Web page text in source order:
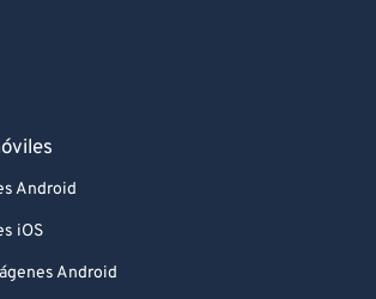
Android
iOS
Android